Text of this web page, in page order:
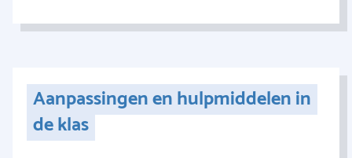
Aanpassingen en hulpmiddelen in
de klas